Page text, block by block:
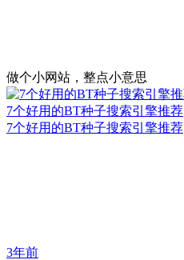
做个小网站，整点小意思
7个好用的BT种子搜索引擎推荐
7个好用的BT种子搜索引擎推荐
3年前